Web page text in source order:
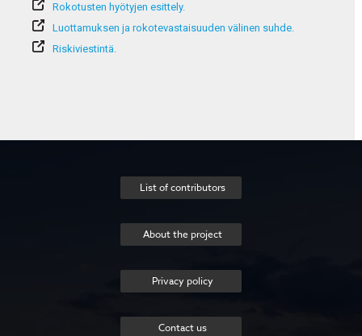
Rokotusten hyötyjen esittely.
Luottamuksen ja rokotevastaisuuden välinen suhde.
Riskiviestintä.
List of contributors
About the project
Privacy policy
Contact us